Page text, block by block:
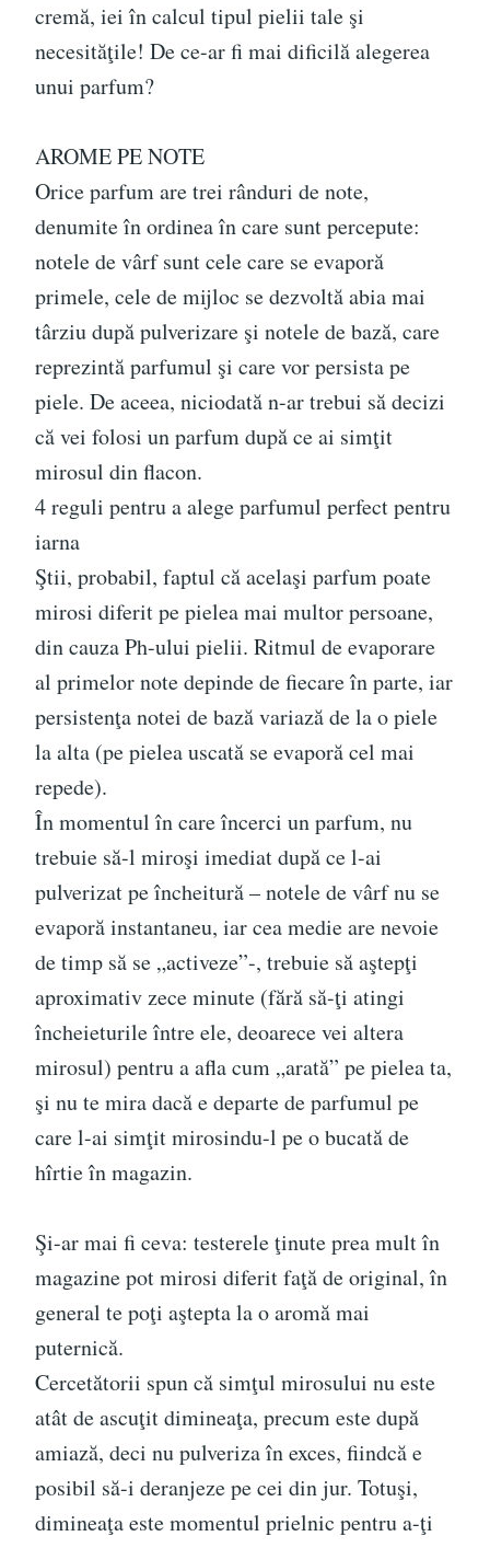
cremă, iei în calcul tipul pielii tale şi
necesităţile! De ce-ar fi mai dificilă alegerea
unui parfum?
AROME PE NOTE
Orice parfum are trei rânduri de note,
denumite în ordinea în care sunt percepute:
notele de vârf sunt cele care se evaporă
primele, cele de mijloc se dezvoltă abia mai
târziu după pulverizare şi notele de bază, care
reprezintă parfumul şi care vor persista pe
piele. De aceea, niciodată n-ar trebui să decizi
că vei folosi un parfum după ce ai simţit
mirosul din flacon.
4 reguli pentru a alege parfumul perfect pentru
iarna
Ştii, probabil, faptul că acelaşi parfum poate
mirosi diferit pe pielea mai multor persoane,
din cauza Ph-ului pielii. Ritmul de evaporare
al primelor note depinde de fiecare în parte, iar
persistenţa notei de bază variază de la o piele
la alta (pe pielea uscată se evaporă cel mai
repede).
În momentul în care încerci un parfum, nu
trebuie să-l miroşi imediat după ce l-ai
pulverizat pe încheitură – notele de vârf nu se
evaporă instantaneu, iar cea medie are nevoie
de timp să se „activeze”-, trebuie să aştepţi
aproximativ zece minute (fără să-ţi atingi
încheieturile între ele, deoarece vei altera
mirosul) pentru a afla cum „arată” pe pielea ta,
şi nu te mira dacă e departe de parfumul pe
care l-ai simţit mirosindu-l pe o bucată de
hîrtie în magazin.
Şi-ar mai fi ceva: testerele ţinute prea mult în
magazine pot mirosi diferit faţă de original, în
general te poţi aştepta la o aromă mai
puternică.
Cercetătorii spun că simţul mirosului nu este
atât de ascuţit dimineaţa, precum este după
amiază, deci nu pulveriza în exces, fiindcă e
posibil să-i deranjeze pe cei din jur. Totuşi,
dimineaţa este momentul prielnic pentru a-ţi